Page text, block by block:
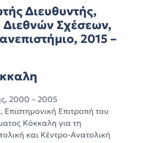
Διευθυντής,
Διεθνών Σχέσεων,
2015 –
2000 – 2005
Επιστημονική Επιτροπή του
Κόκκαλη για τη
και Κέντρο-Ανατολική